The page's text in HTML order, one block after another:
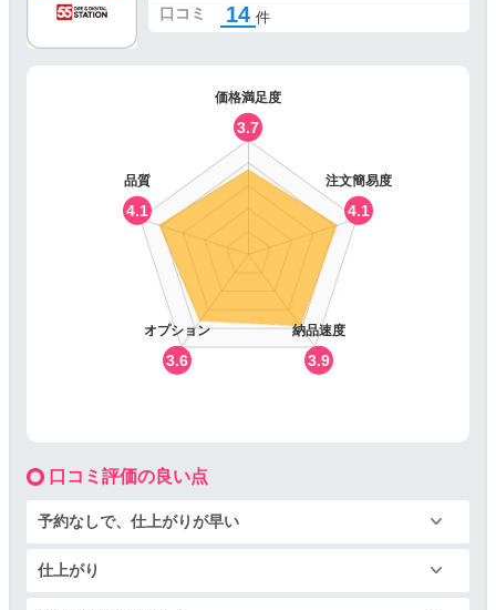
口コミ 14 件
価格満足度
3.7
注文簡易度
4.1
納品速度
3.9
オプション
3.6
品質
4.1
口コミ評価の良い点
予約なしで、仕上がりが早い
仕上がり